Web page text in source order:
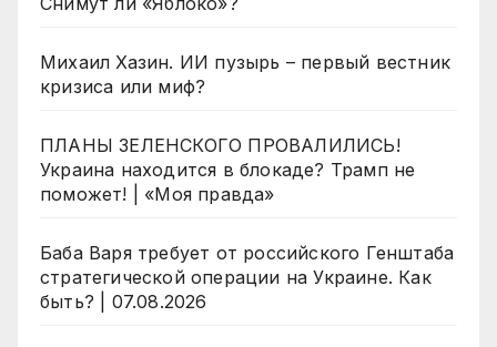
Михаил Хазин. ИИ пузырь – первый вестник
кризиса или миф?
ПЛАНЫ ЗЕЛЕНСКОГО ПРОВАЛИЛИСЬ!
Украина находится в блокаде? Трамп не
поможет! | «Моя правда»
Баба Варя требует от российского Генштаба
стратегической операции на Украине. Как
быть? | 07.08.2026